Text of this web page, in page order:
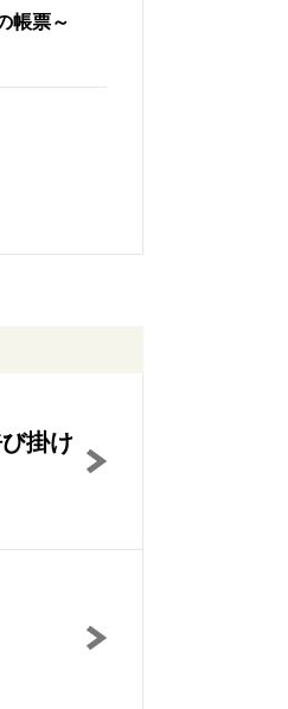
帳票～
掛け